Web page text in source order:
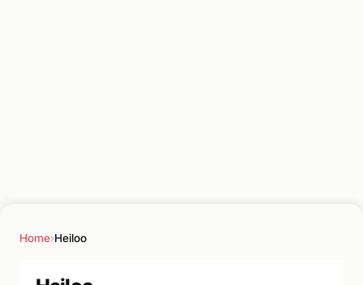
Home›Heiloo